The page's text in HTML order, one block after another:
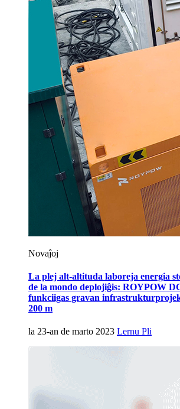
Novaĵoj
La plej alt-altituda laboreja energia
de la mondo deplojiĝis: ROYPOW
funkciigas gravan
200 m
la 23-an de marto 2023 Lernu Pli